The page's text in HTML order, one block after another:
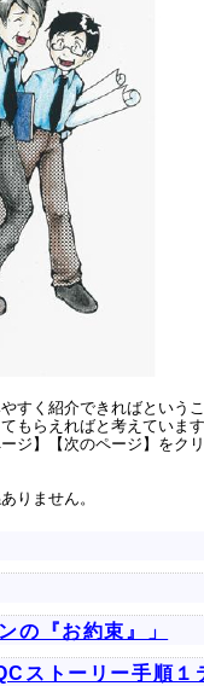
く紹介できればという
もらえればと考えています
】【次のページ】をク
りません。
の『お約束』」
ストーリー手順１